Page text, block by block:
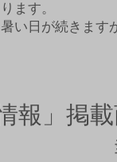
ります。
暑い日が続きます
報」掲